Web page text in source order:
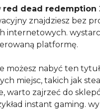
red dead redemption
znajdziesz bez
internetowych.
platformę.
możesz nabyć ten
miejsc, takich jak
warto zajrzeć do
instant gaming.